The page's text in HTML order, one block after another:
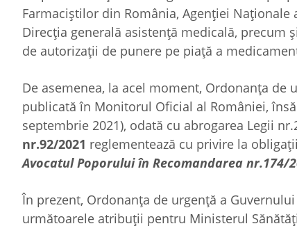
Farmaciștilor din România, Agenției
Direcția generală asistență medicală,
de autorizații de punere pe piață a
De asemenea, la acel moment, Ordonanța
publicată în Monitorul Oficial al României,
septembrie 2021), odată cu abrogarea Legii
nr.92/2021 reglementează cu privire la
Avocatul Poporului în Recomandarea nr.174/
În prezent, Ordonanța de urgență a
următoarele atribuții pentru Ministerul